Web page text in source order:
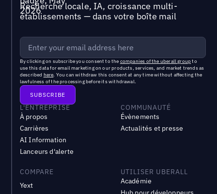
Recherche locale, IA, croissance multi-
établissements — dans votre boîte mail
By clicking on subscribe you consent to the companies of the uberall groupto
use this data for email marketing on our products, services, and market trends as
described here. You can withdraw this consent at any time without affecting the
lawfulness of the processing before its withdrawal.
L'ENTREPRISE
À propos
Carrières
AI Information
Lanceurs d'alerte
COMMUNAUTÉ
Évènements
Actualités et presse
COMPARE
Yext
UTILISER UBERALL
Académie